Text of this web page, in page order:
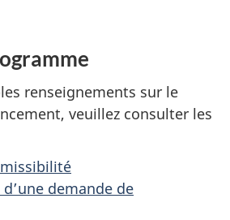
renseignements sur le
veuillez consulter les
demande de